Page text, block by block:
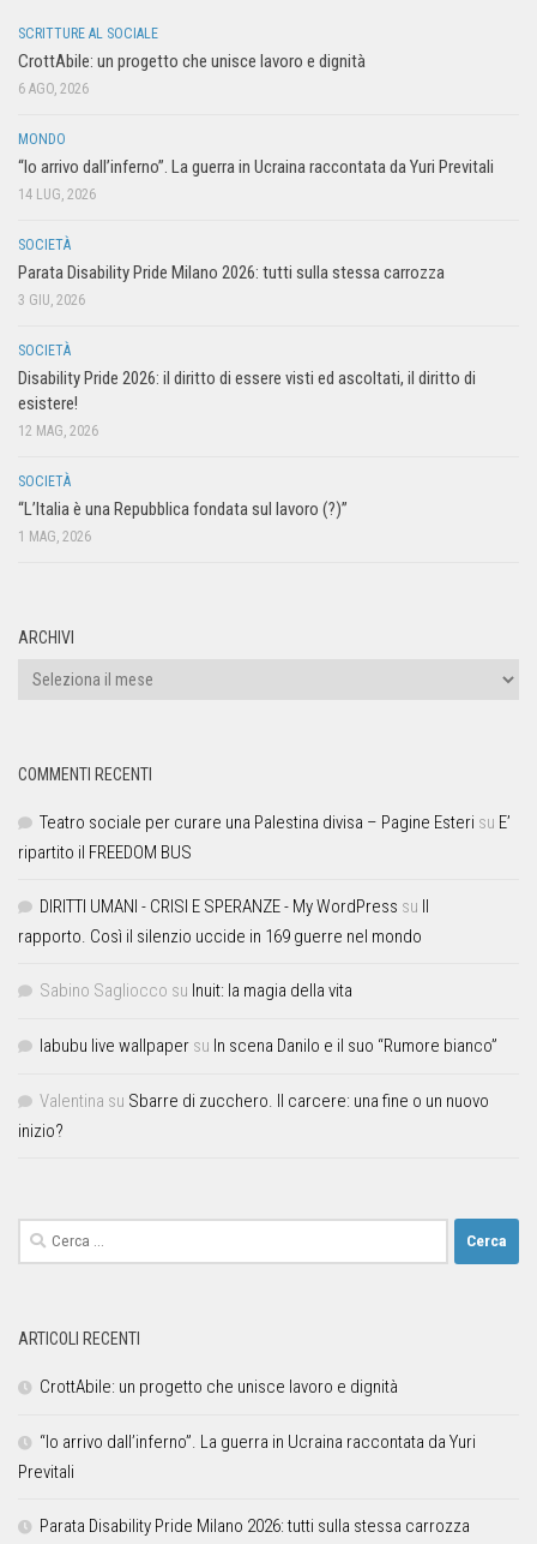
SCRITTURE AL SOCIALE
CrottAbile: un progetto che unisce lavoro e dignità
6 AGO, 2026
MONDO
“Io arrivo dall’inferno”. La guerra in Ucraina raccontata da Yuri Previtali
14 LUG, 2026
SOCIETÀ
Parata Disability Pride Milano 2026: tutti sulla stessa carrozza
3 GIU, 2026
SOCIETÀ
Disability Pride 2026: il diritto di essere visti ed ascoltati, il diritto di
esistere!
12 MAG, 2026
SOCIETÀ
“L’Italia è una Repubblica fondata sul lavoro (?)”
1 MAG, 2026
ARCHIVI
COMMENTI RECENTI
Teatro sociale per curare una Palestina divisa – Pagine Esteri su E’
ripartito il FREEDOM BUS
DIRITTI UMANI - CRISI E SPERANZE - My WordPress su Il
rapporto. Così il silenzio uccide in 169 guerre nel mondo
Sabino Sagliocco su Inuit: la magia della vita
labubu live wallpaper su In scena Danilo e il suo “Rumore bianco”
Valentina su Sbarre di zucchero. Il carcere: una fine o un nuovo
inizio?
ARTICOLI RECENTI
CrottAbile: un progetto che unisce lavoro e dignità
“Io arrivo dall’inferno”. La guerra in Ucraina raccontata da Yuri
Previtali
Parata Disability Pride Milano 2026: tutti sulla stessa carrozza